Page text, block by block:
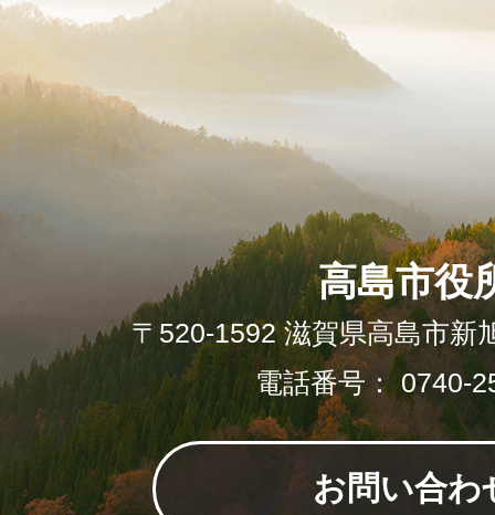
高島市役
〒520-1592 滋賀県高島市新
電話番号： 0740-
お問い合わ